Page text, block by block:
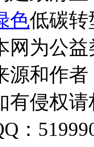
色低碳转
网为公
源和作
有侵权
：